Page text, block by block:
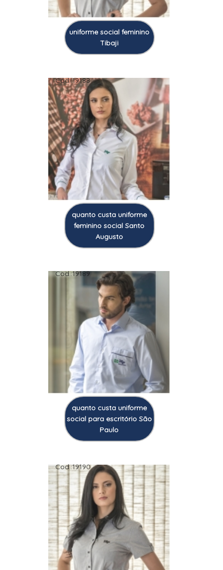
uniforme social feminino
Tibaji
Cod.:19188
quanto custa uniforme
feminino social Santo
Augusto
Cod.:19189
quanto custa uniforme
social para escritório São
Paulo
Cod.:19190